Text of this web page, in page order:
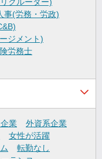
クルーター)
事(労務・労政)
ジメント)
労務士
業
外資系企業
女性が活躍
転勤なし